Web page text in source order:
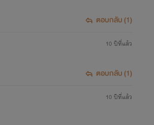
ตอบกลับ (1)
10 ปีที่แล้ว
ตอบกลับ (1)
10 ปีที่แล้ว